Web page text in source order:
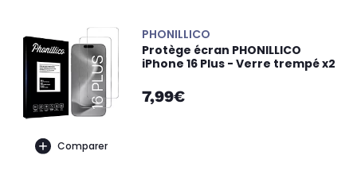
Comparer
PHONILLICO
Protège écran PHONILLICO
iPhone 16 Plus - Verre trempé x2
7,99€